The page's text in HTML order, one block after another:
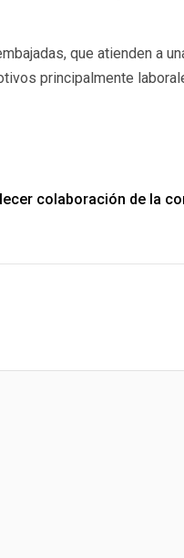
que atienden a
principalmente
colaboración de la